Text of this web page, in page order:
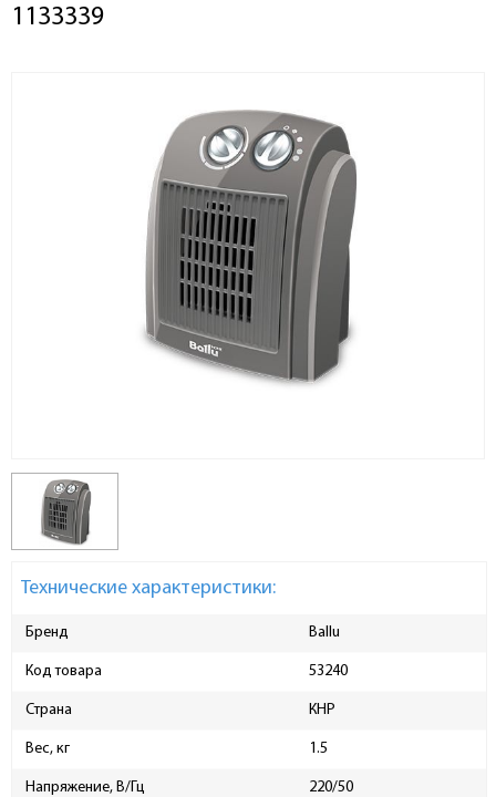
1133339
Технические характеристики:
Бренд Ballu
Код товара 53240
Страна КНР
Вес, кг 1.5
Напряжение, В/Гц 220/50